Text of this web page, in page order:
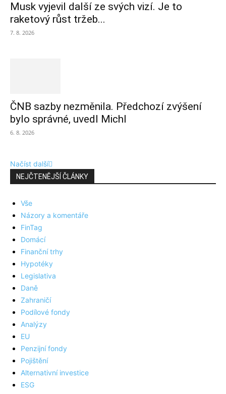
Musk vyjevil další ze svých vizí. Je to
raketový růst tržeb...
7. 8. 2026
ČNB sazby nezměnila. Předchozí zvýšení
bylo správné, uvedl Michl
6. 8. 2026
Načíst další
NEJČTENĚJŠÍ ČLÁNKY
Vše
Názory a komentáře
FinTag
Domácí
Finanční trhy
Hypotéky
Legislativa
Daně
Zahraničí
Podílové fondy
Analýzy
EU
Penzijní fondy
Pojištění
Alternativní investice
ESG